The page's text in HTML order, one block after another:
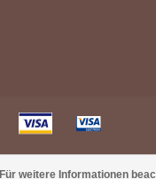
Für weitere Informationen